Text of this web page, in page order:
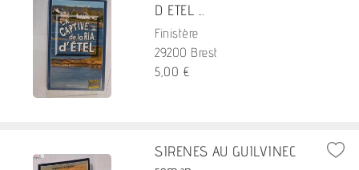
D ETEL ...
Finistère
29200 Brest
5,00 €
SIRENES AU GUILVINEC